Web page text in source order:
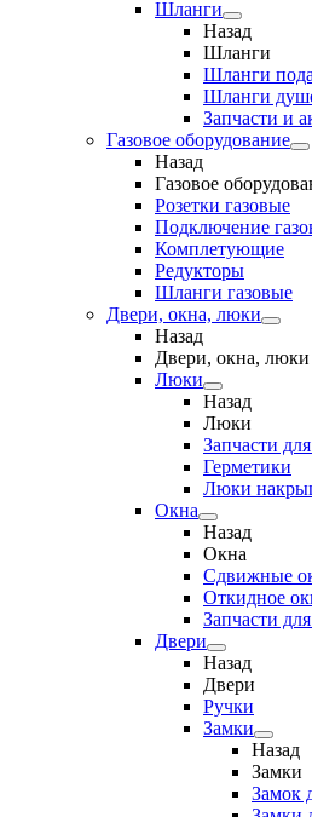
Шланги
Назад
Шланги
Шланги
Шланги
Запчасти и
Газовое оборудование
Назад
Газовое
Розетки газовые
Подключение
Комплетующие
Редукторы
Шланги газовые
Двери, окна, люки
Назад
Двери, окна, люки
Люки
Назад
Люки
Запчасти
Герметики
Люки
Окна
Назад
Окна
Сдвижные
Откидное
Запчасти
Двери
Назад
Двери
Ручки
Замки
Назад
Замки
Замок